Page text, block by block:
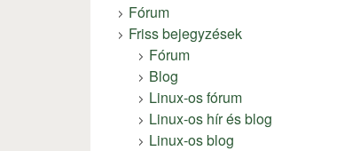
Fórum
Friss bejegyzések
Fórum
Blog
Linux-os fórum
Linux-os hír és blog
Linux-os blog